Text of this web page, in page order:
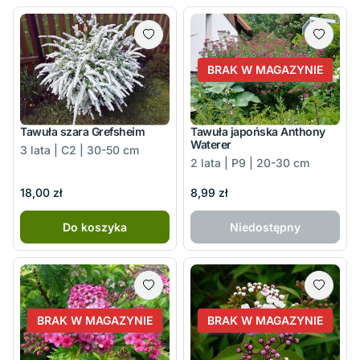
Tawuła szara Grefsheim
3 lata | C2 | 30-50 cm
18,00 zł
Do koszyka
BRAK W MAGAZYNIE
Tawuła japońska Anthony
Waterer
2 lata | P9 | 20-30 cm
8,99 zł
Niedostępny
BRAK W MAGAZYNIE BRAK W MAGAZYNIE